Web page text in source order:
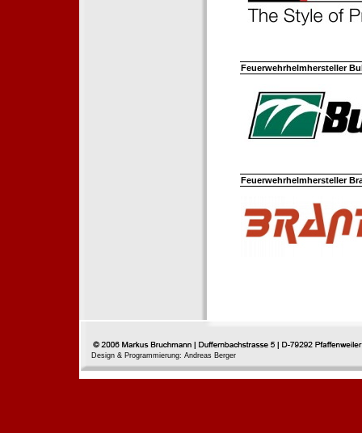
Feuerwehrhelmhersteller
Feuerwehrhelmhersteller
Design & Programmierung: Andreas Berger